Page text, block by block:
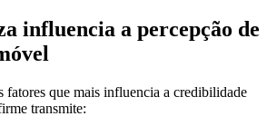
influencia a percepção de
fatores que mais influencia a credibilidade
transmite: